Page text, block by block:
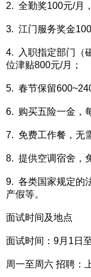
2. 全勤奖100元/月
3. 江门服务奖金
4. 入职指定部门（
位津贴800元/月；
5. 春节保留
6. 购买五险一金，
7. 免费工作餐，无
8. 提供空调宿舍，
9. 各类国家规定的
产假等。
面试时间及地点
面试时间：9月1日
周一至周六 招聘：